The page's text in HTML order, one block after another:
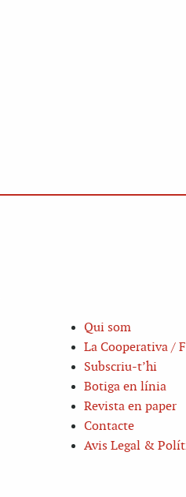
Qui som
La Cooperativa /
Subscriu-t’hi
Botiga en línia
Revista en paper
Contacte
Avis Legal &